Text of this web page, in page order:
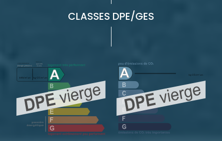
CLASSES DPE/GES